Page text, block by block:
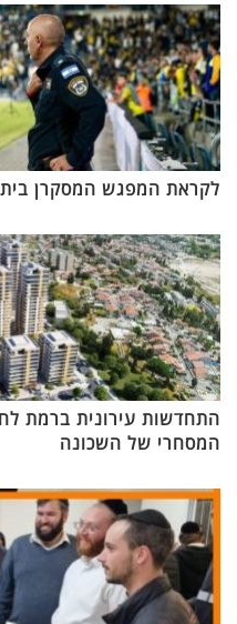
לקראת המפגש המסקרן
התחדשות עירונית ברמת
המסחרי של השכונה